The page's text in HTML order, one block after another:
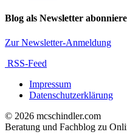
Blog als Newsletter
Zur Newsletter-Anmeldung
RSS-Feed
Impressum
Datenschutzerklärung
© 2026 mcschindler.com
Beratung und Fachblog zu